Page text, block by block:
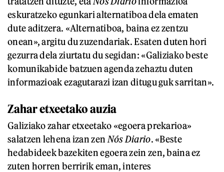
eskuratzeko egunkari alternatiboa dela ematen
dute aditzera. «Alternatiboa, baina ez zentzu
onean», argitu du zuzendariak. Esaten duten hori
gezurra dela ziurtatu du segidan: «Galiziako beste
komunikabide batzuen agenda zehaztu duten
informazioak ezagutarazi izan ditugu guk sarritan».
Zahar etxeetako auzia
Galiziako zahar etxeetako «egoera prekarioa»
salatzen lehena izan zen Nós Diario. «Beste
hedabideek bazekiten egoera zein zen, baina ez
zuten horren berririk eman, interes